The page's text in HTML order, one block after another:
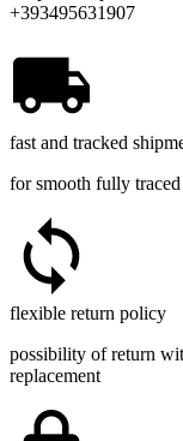
+393495631907
fast and tracked
for smooth fully
flexible return policy
possibility of return
replacement